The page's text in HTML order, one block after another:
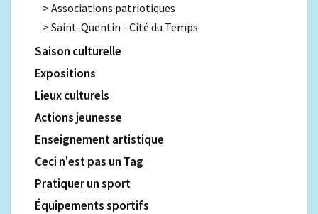
Associations patriotiques
Saint-Quentin - Cité du Temps
Saison culturelle
Expositions
Lieux culturels
Actions jeunesse
Enseignement artistique
Ceci n'est pas un Tag
Pratiquer un sport
Équipements sportifs